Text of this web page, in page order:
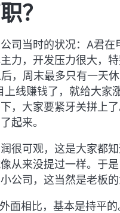
？
司当时的状况：A君
力，开发压力很大，
，周末最多只有一天
上线赚钱了，就给大家
，大家要紧牙关拼上
起来。
很可观，这是大家都
从来没提过一样。于
公司，这当然是老板的
面相比，基本是持平的